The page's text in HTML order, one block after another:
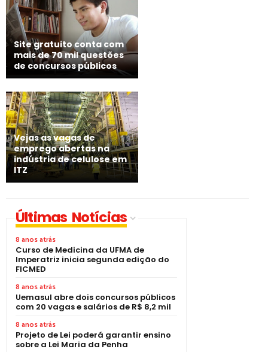
Site gratuito conta com
mais de 70 mil questões
de concursos públicos
Vejas as vagas de
emprego abertas na
indústria de celulose em
ITZ
Últimas Notícias
8 anos atrás
Curso de Medicina da UFMA de
Imperatriz inicia segunda edição do
FICMED
8 anos atrás
Uemasul abre dois concursos públicos
com 20 vagas e salários de R$ 8,2 mil
8 anos atrás
Projeto de Lei poderá garantir ensino
sobre a Lei Maria da Penha